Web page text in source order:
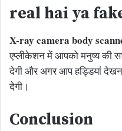
real hai ya
X-ray camera body
एप्लीकेशन में आपको मनुष्य की
देगी और अगर आप हड्डियां
देगी।
Conclusion